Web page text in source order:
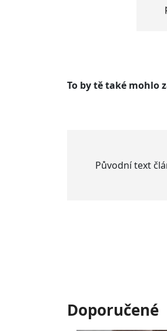
To by tě také mohlo
Původní text
Doporučené